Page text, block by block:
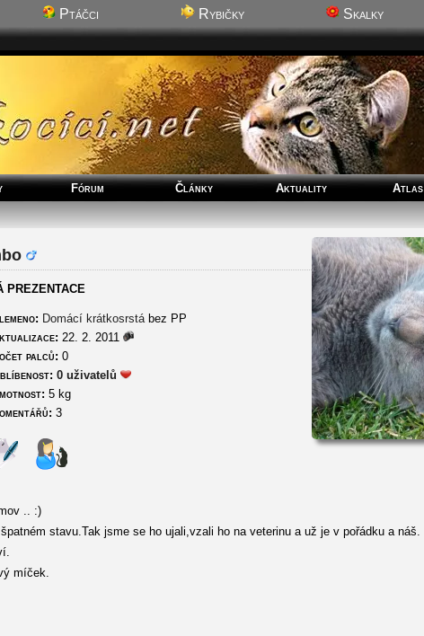
Ptáčci Rybičky Skalky
Fórum Články Aktuality Atlas
PREZENTACE
Domácí krátkosrstábez PP
22. 2. 2011
palců: 0
0 uživatelů
5 kg
3
.. :)
stavu.Tak jsme se ho ujali,vzali ho na veterinu a už je v pořádku a náš.
míček.